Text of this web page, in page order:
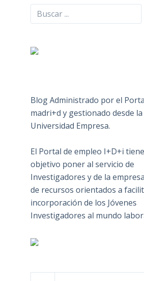
Buscar
Blog Administrado por el
madri+d y gestionado desde
Universidad Empresa.
El Portal de empleo I+D+i
objetivo poner al servicio de
Investigadores y de la
de recursos orientados a
incorporación de los Jóvenes
Investigadores al mundo